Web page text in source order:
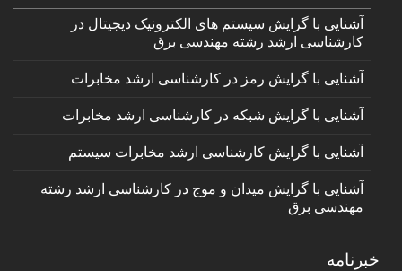
آشنایی با گرایش سیستم های الکترونیک دیجیتال در
کارشناسی ارشد رشته مهندسی برق
آشنایی با گرایش رمز در کارشناسی ارشد مخابرات
آشنایی با گرایش شبکه در کارشناسی ارشد مخابرات
آشنایی با گرایش کارشناسی ارشد مخابرات سیستم
آشنایی با گرایش میدان و موج در کارشناسی ارشد رشته
مهندسی برق
خبرنامه